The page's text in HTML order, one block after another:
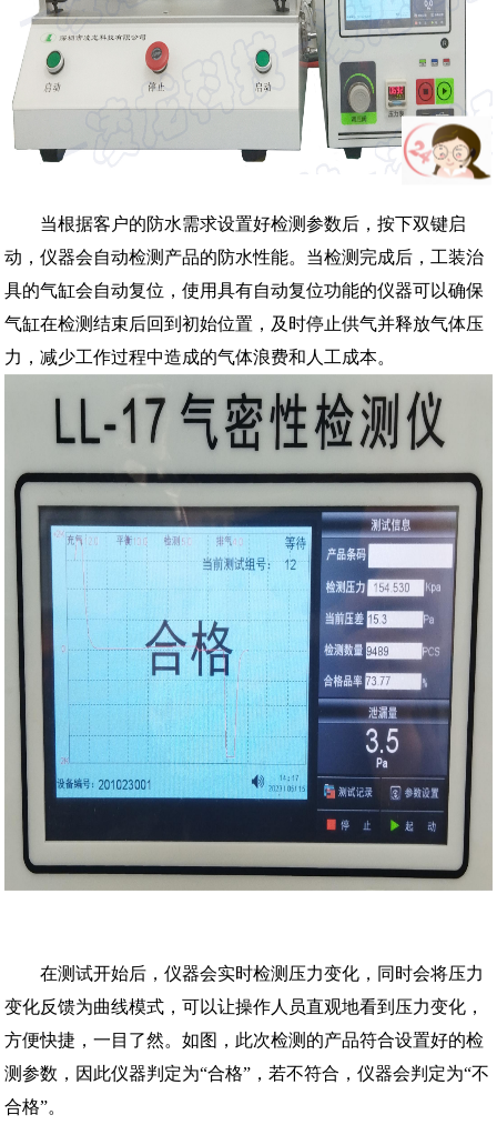
当根据客户的防水需求设置好检测参数后，按下双键启
动，仪器会自动检测产品的防水性能。当检测完成后，工装治
具的气缸会自动复位，使用具有自动复位功能的仪器可以确保
气缸在检测结束后回到初始位置，及时停止供气并释放气体压
力，减少工作过程中造成的气体浪费和人工成本。
在测试开始后，仪器会实时检测压力变化，同时会将压力
变化反馈为曲线模式，可以让操作人员直观地看到压力变化，
方便快捷，一目了然。如图，此次检测的产品符合设置好的检
测参数，因此仪器判定为“合格”，若不符合，仪器会判定为“不
合格”。